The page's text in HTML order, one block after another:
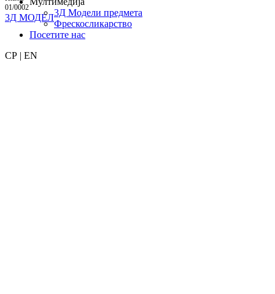
3Д Модели предмета
Фрескосликарство
Посетите нас
СР | EN
01/0002
3Д МОДЕЛ